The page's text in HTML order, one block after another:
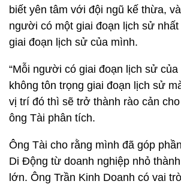
biết yên tâm với đội ngũ kế thừa,
người có một giai đoạn lịch sử nhất
giai đoạn lịch sử của mình.
“Mỗi người có giai đoạn lịch sử của
không tôn trọng giai đoạn lịch sử
vị trí đó thì sẽ trở thành rào cản
ông Tài phân tích.
Ông Tài cho rằng mình đã góp
Di Động từ doanh nghiệp nhỏ
lớn. Ông Trần Kinh Doanh có vai